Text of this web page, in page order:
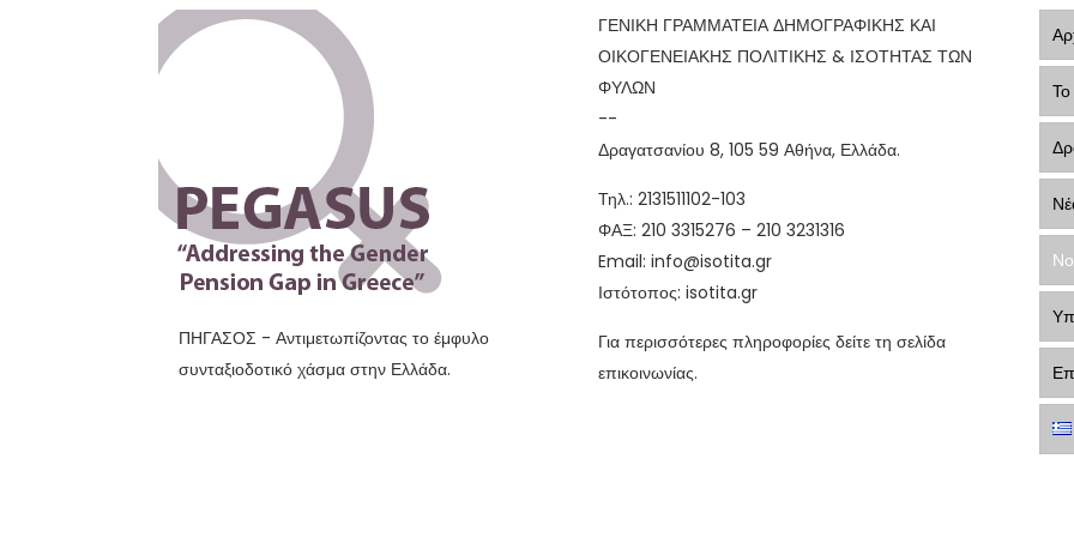
ΠΗΓΑΣΟΣ - Αντιμετωπίζοντας το έμφυλο
συνταξιοδοτικό χάσμα στην Ελλάδα.
ΓΕΝΙΚΗ ΓΡΑΜΜΑΤΕΙΑ ΔΗΜΟΓΡΑΦΙΚΗΣ ΚΑΙ
ΟΙΚΟΓΕΝΕΙΑΚΗΣ ΠΟΛΙΤΙΚΗΣ & ΙΣΟΤΗΤΑΣ ΤΩΝ
ΦΥΛΩΝ
--
Δραγατσανίου 8, 105 59 Αθήνα, Ελλάδα.
Τηλ.: 2131511102-103
ΦΑΞ: 210 3315276 – 210 3231316
Email:info@isotita.gr
Ιστότοπος:isotita.gr
Για περισσότερες πληροφορίες δείτε τη σελίδα
επικοινωνίας.